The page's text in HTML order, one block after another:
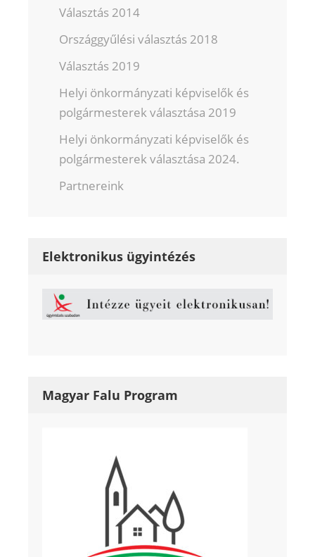
Választás 2014
Országgyűlési választás 2018
Választás 2019
Helyi önkormányzati képviselők és
polgármesterek választása 2019
Helyi önkormányzati képviselők és
polgármesterek választása 2024.
Partnereink
Elektronikus ügyintézés
Magyar Falu Program